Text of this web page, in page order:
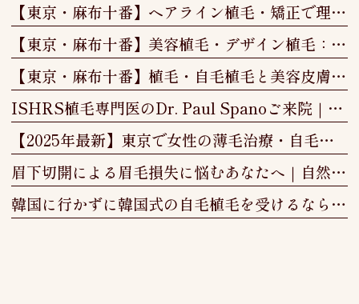
【東京・麻布十番】ヘアライン植毛・矯正で理想の小顔と美しい生え際｜More & More Clinic
【東京・麻布十番】美容植毛・デザイン植毛：見た目と心を整える"本質的な変化"
【東京・麻布十番】植毛・自毛植毛と美容皮膚科｜More & More Clinic
ISHRS植毛専門医のDr. Paul Spanoご来院｜東京・植毛クリニック
【2025年最新】東京で女性の薄毛治療・自毛植毛なら｜費用・効果を徹底解説
眉下切開による眉毛損失に悩むあなたへ｜自然な美しさを取り戻す「眉毛植毛」という選択
韓国に行かずに韓国式の自毛植毛を受けるなら「More＆More Clinic」